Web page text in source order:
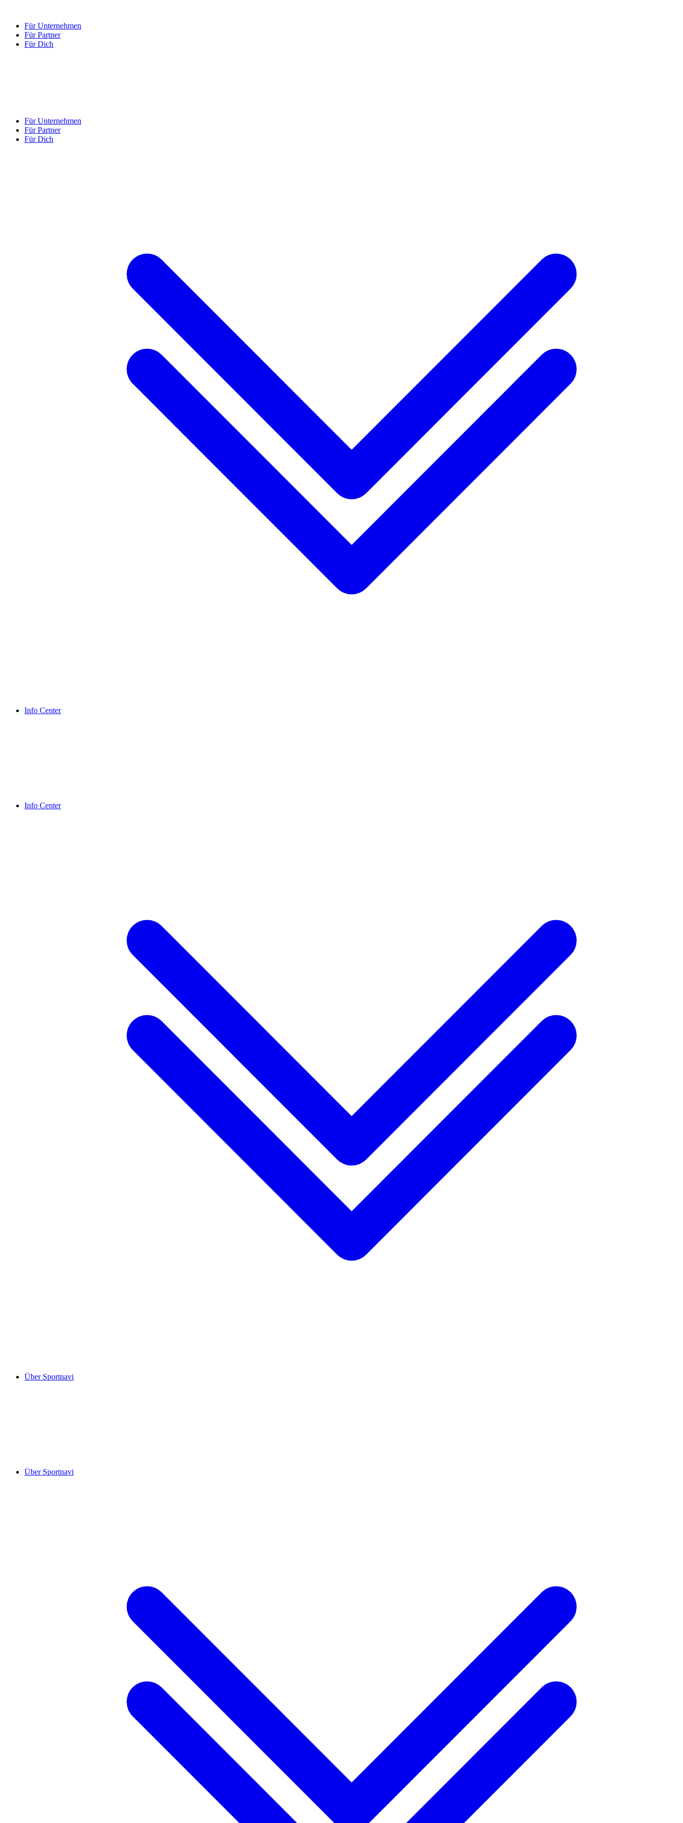
Für Unternehmen
Für Partner
Für Dich
Info Center
Über Sportnavi
Für Unternehmen
Für Partner
Für Dich
Info Center
Über Sportnavi